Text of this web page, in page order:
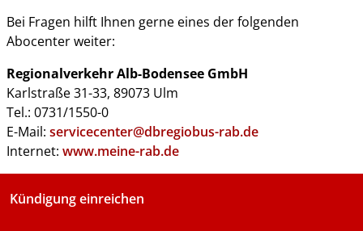
Bei Fragen hilft Ihnen gerne eines der folgenden
Abocenter weiter:
Regionalverkehr Alb-Bodensee GmbH
Karlstraße 31-33, 89073 Ulm
Tel.: 0731/1550-0
E-Mail: servicecenter@dbregiobus-rab.de
Internet: www.meine-rab.de
Kündigung einreichen